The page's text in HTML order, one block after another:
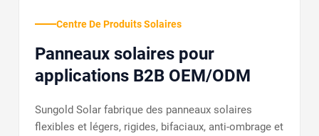
Centre De Produits Solaires
Panneaux solaires pour
applications B2B OEM/ODM
Sungold Solar fabrique des panneaux solaires
flexibles et légers, rigides, bifaciaux, anti-ombrage et